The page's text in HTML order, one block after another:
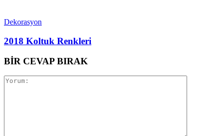
Dekorasyon
2018 Koltuk Renkleri
BİR CEVAP BIRAK